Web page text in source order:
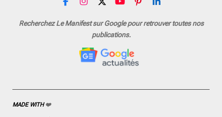
F
c
I
s
r
a
X
Y
u
T
u
e
P
n
s
t
L
n
Recherchez Le Manifest sur Google pour retrouver toutes nos
publications.
MADE WITH❤️